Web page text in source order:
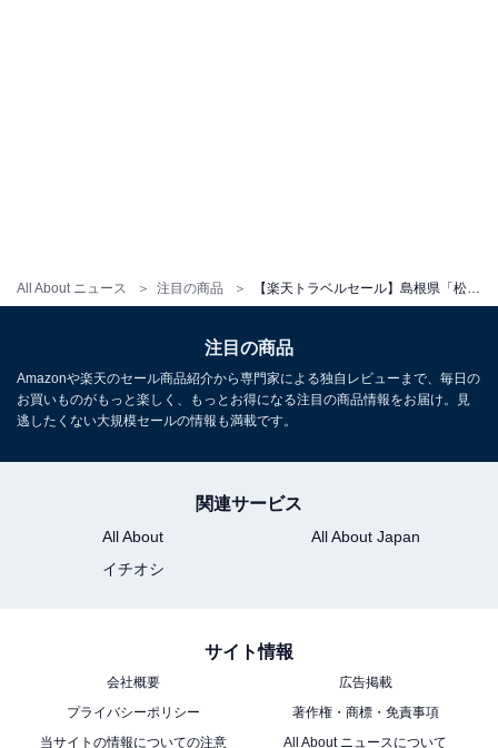
All About ニュース 注目の商品
注目の商品
Amazonや楽天のセール商品紹介から専門家による独自レビューまで、毎日の
お買いものがもっと楽しく、もっとお得になる注目の商品情報をお届け。見
逃したくない大規模セールの情報も満載です。
関連サービス
All About
All About Japan
イチオシ
サイト情報
会社概要
広告掲載
プライバシーポリシー
著作権・商標・免責事項
当サイトの情報についての注意
All About ニュースについて